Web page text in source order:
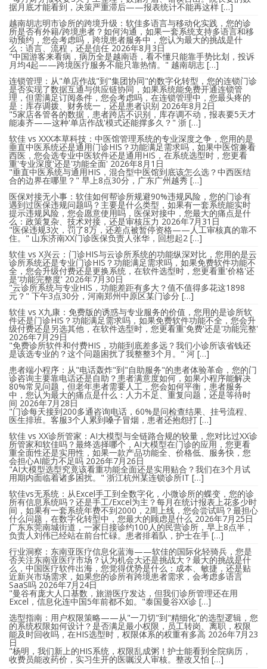
据月底才能看到，决策严重滞后——报表统计不能再这样 […]
越南胡志明市诊所的跨境升级：软佳多语言与移动化实践，您的诊
所是否有外籍/跨境患者？如何沟通，如果一套系统支持多语言和移
动预约，您会考虑吗，跨境患者服务中，您认为最大的挑战是什
么：语言、流程，还是信任 2026年8月3日
"中国游客来看病，病历全是越南语，看不懂只能靠手势比划，投诉
月均4起——跨境医疗服务不能只靠热情。" 越南胡志 […]
连锁管理：从"单店作战"到"集团协同"的数字化转型，您的连锁门诊
是否实现了数据互通与供应链协同，如果系统能免费开通连锁管
理，但需满足订阅条件，您会考虑吗，在连锁管理中，您最头疼的
是：库存调拨、财务统一，还是患者识别 2026年8月2日
"5家店各管各的数据，患者跨店不识别，库存调不动，报表要5天才
能凑齐——这种'单店作战'模式还能撑多久？" 浙 […]
软佳 vs XXX本草科技：中医馆管理系统的专业深度之争，您用的是
垂直中医系统还是通用门诊HIS？功能满足需求吗，如果中医馆兼看
西医，您会选专业中医软件还是通用HIS，在系统选型时，您更看
重'专业深度'还是'功能全面' 2026年8月1日
"垂直中医系统与通用HIS，混合型中医馆到底该怎么选？中西医结
合的边界在哪里？" 早上8点30分，广东广州越秀 […]
医保对接无小事：软佳如何帮诊所规避90%违规风险，您的门诊有
遇到过医保违规问题吗？主要是什么类型，如果有一套系统能实时
提示违规风险，您会愿意使用吗，医保对接中，您最大的痛点是什
么：政策复杂、技术对接，还是审核压力 2026年7月31日
"医保违规3次，罚了8万，还差点被暂停资格——人工审核真的靠不
住。" 山东济南XX门诊医保负责人张华，回想起2 […]
软佳 vs X兴云：门诊HIS与云诊所系统的功能纵深对比，您用的是云
诊所系统还是专业门诊HIS？功能满足需求吗，如果免费软件功能不
全，您会升级付费还是更换系统，在软件选型时，您更看重'价格'还
是'功能完整度' 2026年7月30日
"云诊所系统与专业HIS，功能差距有多大？值不值得多花这1898
元？" 下午3点30分，河南郑州中原区某门诊分 […]
软佳 vs X九康：免费版的诱惑与专业服务的价值，您用的是诊所软
件还是门诊HIS？功能满足需求吗，如果免费软件功能不全，您会升
级付费还是另选其他，在软件选型时，您更看重'免费'还是'功能完整'
2026年7月29日
"免费诊所软件和付费HIS，功能到底差多远？我们小诊所该省钱还
是该选专业的？这个问题困扰了我整整3个月。" 河 […]
患者端小程序：从"电话轰炸"到"自助服务"的患者体验革命，您的门
诊咨询主要靠电话还是自助？患者满意度如何，如果小程序能解决
80%常见问题，但老年患者需要人工，您会如何平衡，患者服务
中，您认为最大的痛点是什么：人力不足、重复问题，还是等待时
间 2026年7月28日
"门诊每天接到200多通咨询电话，60%是问检查结果、挂号流程、
医生排班。客服3个人累到嗓子冒烟，患者还抱怨打 […]
软佳 vs XX诊所管家：AI大模型与全链路合规的较量，您对比过XX诊
所管家和软佳吗？最终选择哪个，AI大模型在门诊的应用，您更看
重全面性还是实用性，如果一款产品功能全、价格低、服务快，您
会担心AI能力不足吗 2026年7月26日
"AI大模型选型究竟该看重功能全面还是实用贴合？我们在3个月试
用期内面临着诸多困扰。" 浙江杭州某连锁诊所IT […]
软佳vs无系统：从Excel手工到全数字化，小微诊所的蝶变，您的诊
所有信息系统吗？还是手工/Excel为主？每月在统计报表上花多少时
间，如果有一套系统年费不到2000，2周上线，您会尝试吗？最担心
什么问题，在数字化转型中，您最大的顾虑是什么 2026年7月25日
广东东莞南城街道，一家日接诊约100人的民营诊所，早上8点半，
负责人刘伟已经站在前台忙碌。患者排着队，护士在手 […]
行业洞察：东南亚医疗信息化蓝海——软佳的国际化轻骑兵，您是
否关注东南亚医疗市场？认为机会大还是挑战大？最大的挑战是什
么，中国医疗软件出海，您觉得优势是什么：成本、敏捷，还是贴
近新兴市场需求，如果您的诊所有跨境患者需求，会考虑多语言
SaaS吗 2026年7月24日
"曼谷有庞大人口基数，旅游医疗发达，但我们诊所管理还在用
Excel，信息化连中国5年前都不如。"泰国曼谷XX诊 […]
选型指南：用户权限策略——从"一刀切"到"精细化"的选型逻辑，您
的系统权限如何设计？是否满足最小权限，员工转岗、离职，权限
能及时回收吗，在HIS选型时，权限体系的权重有多高 2026年7月23
日
"杨明，我们新上的HIS系统，权限乱成粥！护士能看到全院病历，
收费员能改药价，实习生开的医嘱没人审核。整改又怕 […]